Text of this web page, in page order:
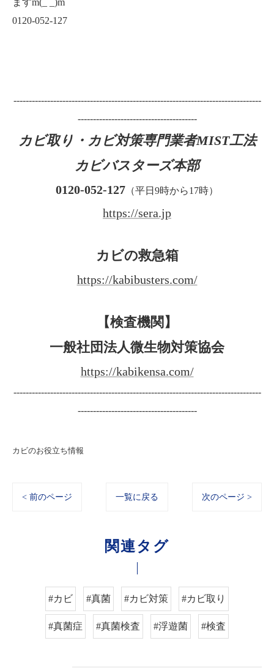
ますm(_ _)m
0120-052-127
---------------------------------------------------------------------------------
---------------------------------------
カビ取り・カビ対策専門業者MIST工法
カビバスターズ本部
0120-052-127 （平日9時から17時）
https://sera.jp
カビの救急箱
https://kabibusters.com/
【検査機関】
一般社団法人微生物対策協会
https://kabikensa.com/
---------------------------------------------------------------------------------
---------------------------------------
カビのお役立ち情報
< 前のページ 一覧に戻る 次のページ >
関連タグ
#カビ #真菌 #カビ対策 #カビ取り
#真菌症 #真菌検査 #浮遊菌 #検査